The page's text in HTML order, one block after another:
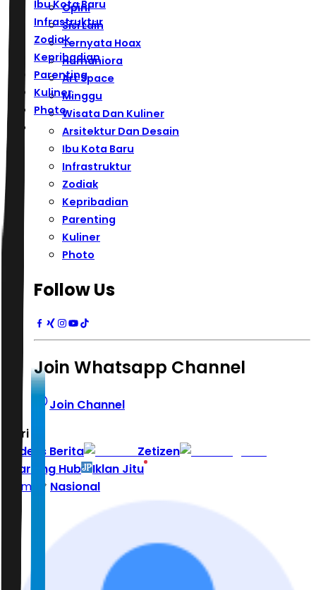
Ibu Kota Baru
Infrastruktur
Zodiak
Kepribadian
Parenting
Kuliner
Photo
Opini
Sisi Lain
Ternyata Hoax
Humaniora
Art Space
Minggu
Wisata Dan Kuliner
Arsitektur Dan Desain
Ibu Kota Baru
Infrastruktur
Zodiak
Kepribadian
Parenting
Kuliner
Photo
Follow Us
Join Whatsapp Channel
Join Channel
Hari ini
Indeks Berita
Zetizen
Learning Hub
Iklan Jitu
Home
Nasional